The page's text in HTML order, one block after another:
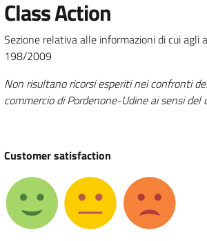
Class Action
Sezione relativa alle informazioni di cui agli
198/2009
Non risultano ricorsi esperiti nei confronti
commercio di Pordenone-Udine ai sensi
Customer satisfaction